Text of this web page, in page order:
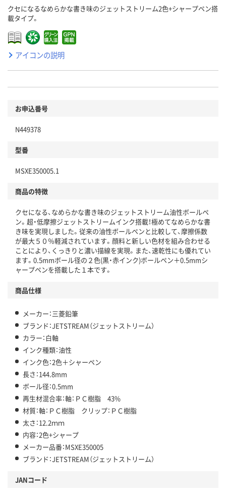
クセになるなめらかな書き味のジェットストリーム2色+シャープペン搭
載タイプ。
アイコンの説明
お申込番号
N449378
型番
MSXE350005.1
商品の特徴
クセになる、なめらかな書き味のジェットストリーム油性ボールペ
ン。超・低摩擦ジェットストリームインク搭載！極めてなめらかな書
き味を実現しました。従来の油性ボールペンと比較して、摩擦係数
が最大５０％軽減されています。顔料と新しい色材を組み合わせる
ことにより、くっきりと濃い描線を実現。また、速乾性にも優れてい
ます。0.5mmボール径の２色(黒・赤インク)ボールペン＋0.5mmシ
ャープペンを搭載した１本です。
商品仕様
メーカー：三菱鉛筆
ブランド：JETSTREAM（ジェットストリーム）
カラー：白軸
インク種類：油性
インク色：2色＋シャーペン
長さ：144.8mm
ボール径：0.5mm
再生材混合率：軸：ＰＣ樹脂 43%
材質：軸：ＰＣ樹脂 クリップ：ＰＣ樹脂
太さ：12.2ｍｍ
内容：2色+シャープ
メーカー品番：MSXE350005
ブランド：JETSTREAM（ジェットストリーム）
JANコード